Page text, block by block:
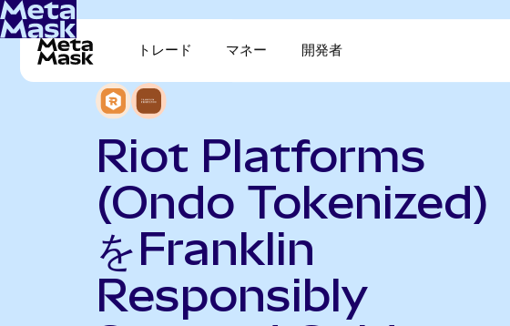
トレード マネー 開発者
Riot Platforms
(Ondo Tokenized)
をFranklin
Responsibly